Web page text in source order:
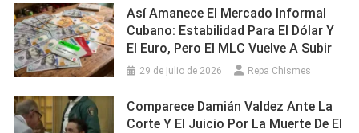
Así Amanece El Mercado Informal
Cubano: Estabilidad Para El Dólar Y
El Euro, Pero El MLC Vuelve A Subir
29 de julio de 2026 Repa Chismes
Comparece Damián Valdez Ante La
Corte Y El Juicio Por La Muerte De El